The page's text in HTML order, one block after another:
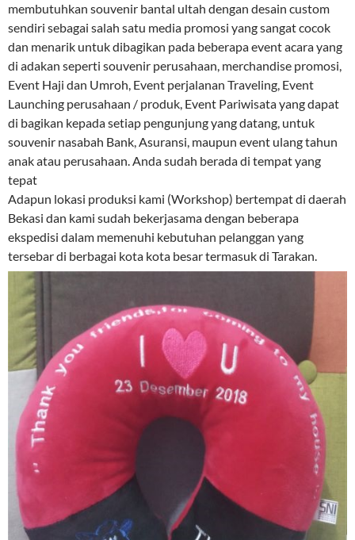
membutuhkan souvenir bantal ultah dengan desain custom
sendiri sebagai salah satu media promosi yang sangat cocok
dan menarik untuk dibagikan pada beberapa event acara yang
di adakan seperti souvenir perusahaan, merchandise promosi,
Event Haji dan Umroh, Event perjalanan Traveling, Event
Launching perusahaan / produk, Event Pariwisata yang dapat
di bagikan kepada setiap pengunjung yang datang, untuk
souvenir nasabah Bank, Asuransi, maupun event ulang tahun
anak atau perusahaan. Anda sudah berada di tempat yang
tepat
Adapun lokasi produksi kami (Workshop) bertempat di daerah
Bekasi dan kami sudah bekerjasama dengan beberapa
ekspedisi dalam memenuhi kebutuhan pelanggan yang
tersebar di berbagai kota kota besar termasuk di Tarakan.